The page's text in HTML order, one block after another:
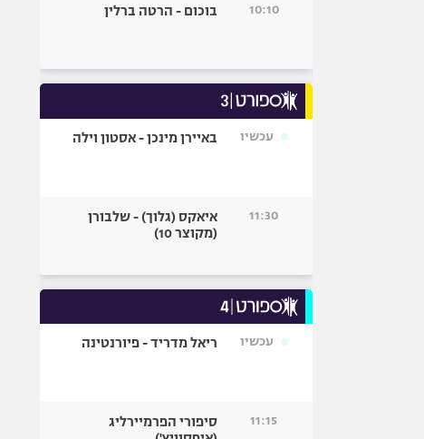
10:10 בוכום - הרטה ברלין
עכשיו באיירן מינכן - אסטון וילה
11:30
איאקס (גלוך) - שלבורן
(מקוצר 10)
עכשיו ריאל מדריד - פיורנטינה
11:15
סיפורי הפרמיירליג